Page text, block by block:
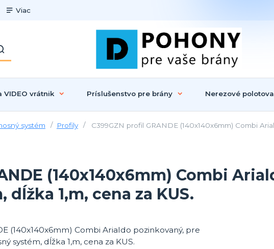
Viac
VIDEO vrátnik Príslušenstvo pre brány Nerezové
systém Profily
C399GZN profil GRANDE (140x140x6mm) Combi
(140x140x6mm) Combi
1,m, cena za KUS.